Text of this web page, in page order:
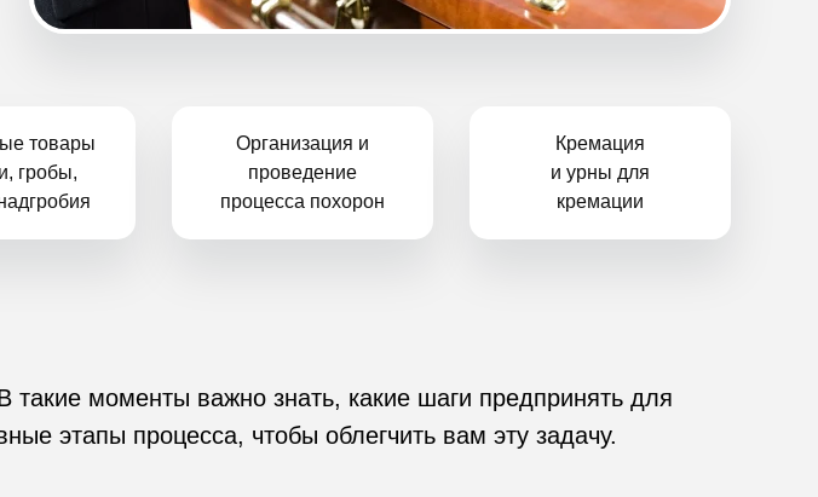
товары
гробы,
Организация и
проведение
процесса похорон
Кремация
и урны для
кремации
для кремации
такие моменты важно знать, какие шаги предпринять для
этапы процесса, чтобы облегчить вам эту задачу.